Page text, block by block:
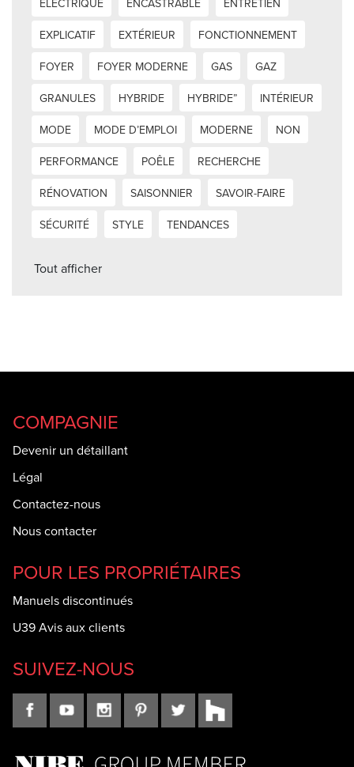
ÉLECTRIQUE
ENCASTRABLE
ENTRETIEN
EXPLICATIF
EXTÉRIEUR
FONCTIONNEMENT
FOYER
FOYER MODERNE GAS
GAZ
GRANULES
HYBRIDE HYBRIDE”
INTÉRIEUR
MODE
MODE D’EMPLOI MODERNE
NON
PERFORMANCE
POÊLE
RECHERCHE
RÉNOVATION
SAISONNIER
SAVOIR-FAIRE
SÉCURITÉ
STYLE TENDANCES
Tout afficher
COMPAGNIE
Devenir un détaillant
Légal
Contactez-nous
Nous contacter
POUR LES PROPRIÉTAIRES
Manuels discontinués
U39 Avis aux clients
SUIVEZ-NOUS